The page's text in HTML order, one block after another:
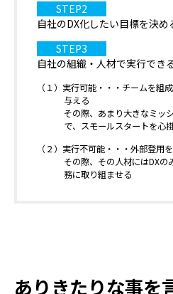
STEP2
自社のDX化したい目標を決め
STEP3
自社の組織・人材で実行でき
（１）実行可能・・・チームを組
与える
その際、あまり大きなミッ
で、スモールスタートを心
（２）実行不可能・・・外部登用
その際、その人材にはDXの
務に取り組ませる
ありきたりな事を